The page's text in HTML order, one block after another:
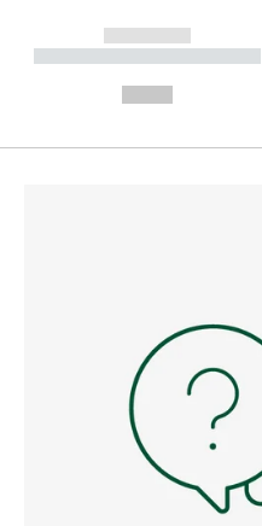
------------
----------- ----------- --------